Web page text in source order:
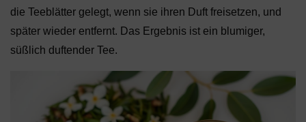
die Teeblätter gelegt, wenn sie ihren Duft freisetzen, und
später wieder entfernt. Das Ergebnis ist ein blumiger,
süßlich duftender Tee.